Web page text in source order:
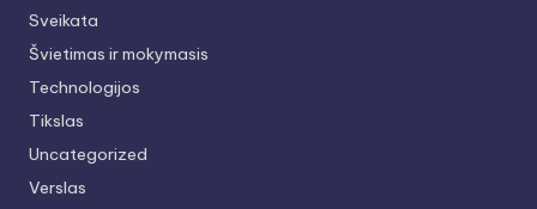
Sveikata
Švietimas ir mokymasis
Technologijos
Tikslas
Uncategorized
Verslas